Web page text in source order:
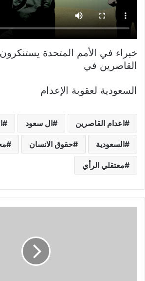
خبراء في الأمم المتحدة
القاصرين في
السعودية لعقوبة الإعدام
اعدام القاصرين ال سعود
السعودية حقوق الانسان
معتقلي الرأي